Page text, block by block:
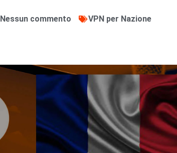
Nessun commento VPN per Nazione